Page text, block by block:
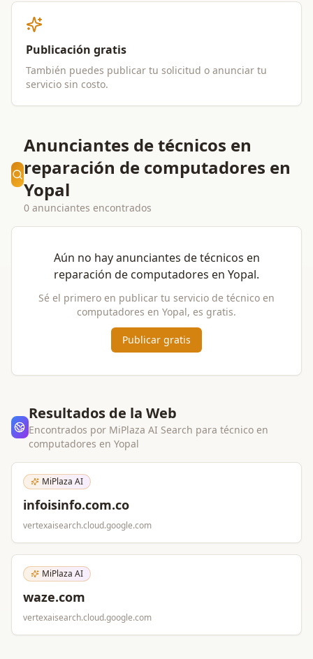
Publicación gratis
También puedes publicar tu solicitud o anunciar tu
servicio sin costo.
Anunciantes de técnicos en
reparación de computadores en
Yopal
0 anunciantes encontrados
Aún no hay anunciantes detécnicos en
reparación de computadores en Yopal.
Sé el primero en publicar tu servicio de técnico en
computadores en Yopal, es gratis.
Publicar gratis
Resultados de la Web
Encontrados por MiPlaza AI Search para técnico en
computadores en Yopal
MiPlaza AI
infoisinfo.com.co
vertexaisearch.cloud.google.com
MiPlaza AI
waze.com
vertexaisearch.cloud.google.com